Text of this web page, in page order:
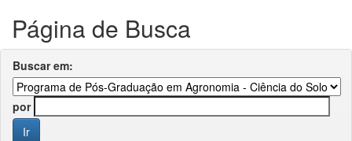
Página de Busca
Buscar em:
por